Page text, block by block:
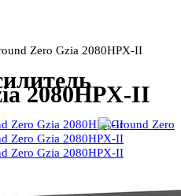
Zero Gzia 2080HPX-II
2080HPX-II